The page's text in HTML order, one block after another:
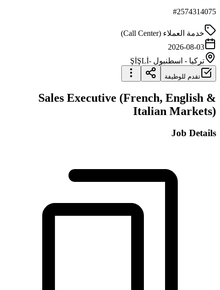
#2574314075
خدمة العملاء (Call Center)
2026-08-03
تركيا - اسطنبول -ŞİŞLİ
تقدم للوظيفة
Sales Executive (French, English &
Italian Markets)
Job Details